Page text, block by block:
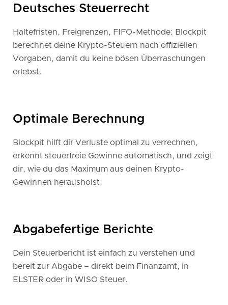
Deutsches Steuerrecht
Haltefristen, Freigrenzen, FIFO-Methode: Blockpit
berechnet deine Krypto-Steuern nach offiziellen
Vorgaben, damit du keine bösen Überraschungen
erlebst.
Optimale Berechnung
Blockpit hilft dir Verluste optimal zu verrechnen,
erkennt steuerfreie Gewinne automatisch, und zeigt
dir, wie du das Maximum aus deinen Krypto-
Gewinnen herausholst.
Abgabefertige Berichte
Dein Steuerbericht ist einfach zu verstehen und
bereit zur Abgabe – direkt beim Finanzamt, in
ELSTER oder in WISO Steuer.